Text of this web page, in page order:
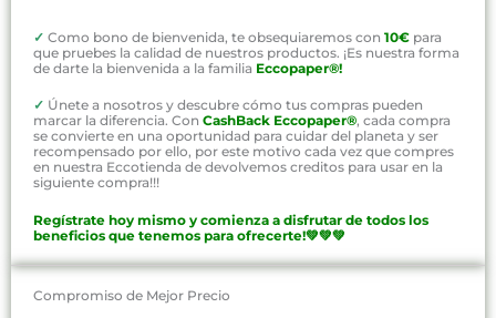
✓ Como bono de bienvenida, te obsequiaremos con 10€ para
que pruebes la calidad de nuestros productos. ¡Es nuestra forma
de darte la bienvenida a la familia Eccopaper®!
✓ Únete a nosotros y descubre cómo tus compras pueden
marcar la diferencia. Con CashBack Eccopaper®, cada compra
se convierte en una oportunidad para cuidar del planeta y ser
recompensado por ello, por este motivo cada vez que compres
en nuestra Eccotienda de devolvemos creditos para usar en la
siguiente compra!!!
Regístrate hoy mismo y comienza a disfrutar de todos los
beneficios que tenemos para ofrecerte!💚💚💚
Compromiso de Mejor Precio